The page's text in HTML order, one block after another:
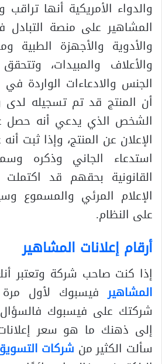
والدواء الأمريكية أنها تراقب
المشاهير على منصة التبادل
والأدوية والأجهزة الطبية
والأعلاف والمبيدات،
الجنس والادعاءات الواردة في
أن المنتج قد تم تسجيله لدى
الشخص الذي يدعي أنه حصل
الإعلان عن المنتج، وإذا ثبت
استدعاء الجاني وذكره
القانونية بحقهم قد
الإعلام المرئي والمسموع
على النظام.
أرقام إعلانات المشاهير
إذا كنت صاحب شركة وتعتبر
المشاهير فيسبوك لأول
شركتك على فيسبوك فالسؤال
إلى ذهنك ما هو سعر
سألت الكثير من شركات